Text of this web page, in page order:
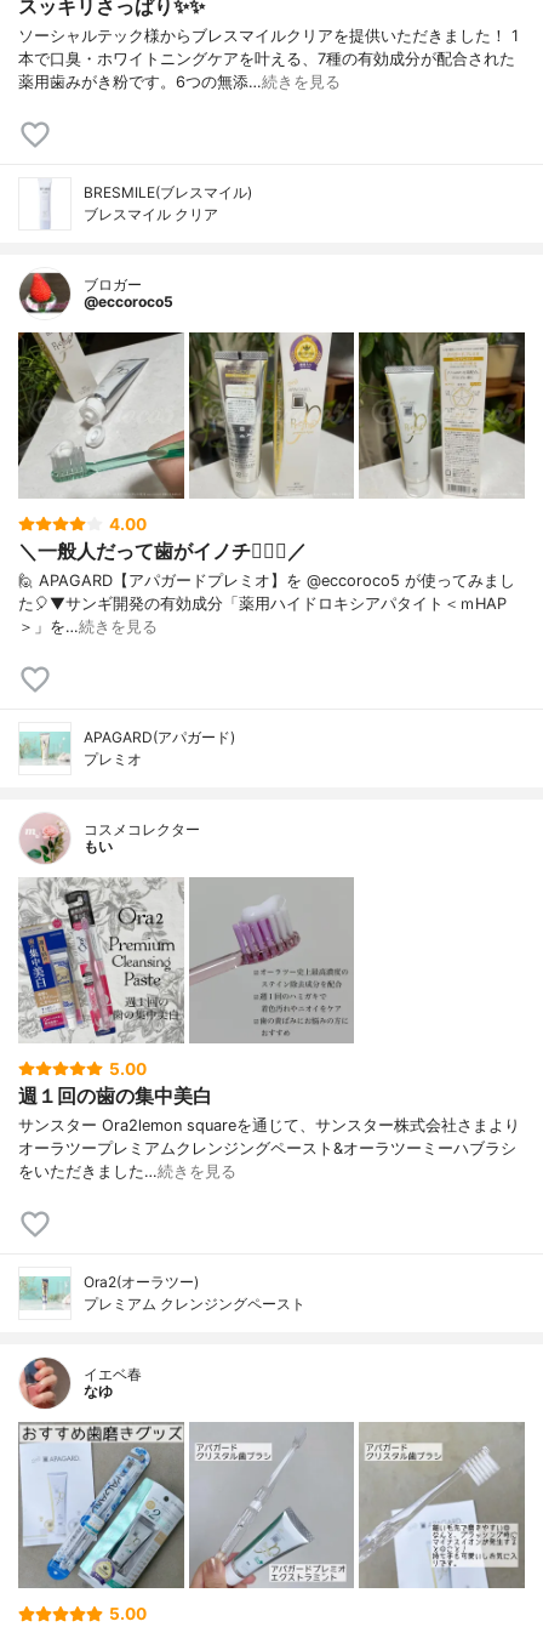
スッキリさっぱり✨✨
ソーシャルテック様からブレスマイルクリアを提供いただきました！ 1
本で口臭・ホワイトニングケアを叶える、7種の有効成分が配合された
薬用歯みがき粉です。6つの無添…続きを見る
BRESMILE(ブレスマイル)
ブレスマイル クリア
ブロガー
@eccoroco5
4.00
＼一般人だって歯がイノチ❤️‍🔥🦷／
🙋 APAGARD【アパガードプレミオ】を @eccoroco5 が使ってみまし
た🎈⁡⁡⁡⁡▼⁡サンギ開発の有効成分「薬用ハイドロキシアパタイト＜ｍHAP
＞」を…続きを見る
APAGARD(アパガード)
プレミオ
コスメコレクター
もい
5.00
週１回の歯の集中美白
サンスター Ora2lemon squareを通じて、サンスター株式会社さまより
オーラツープレミアムクレンジングペースト&オーラツーミーハブラシ
をいただきました…続きを見る
Ora2(オーラツー)
プレミアム クレンジングペースト
イエベ春
なゆ
5.00